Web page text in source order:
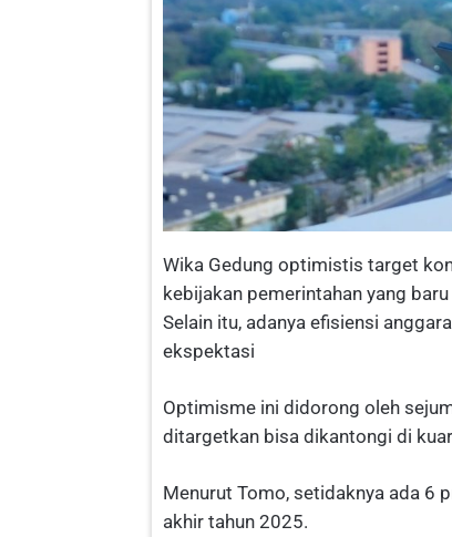
Wika Gedung optimistis target
kebijakan pemerintahan yang
Selain itu, adanya efisiensi
ekspektasi
Optimisme ini didorong oleh
ditargetkan bisa dikantongi di
Menurut Tomo, setidaknya ada 6
akhir tahun 2025.